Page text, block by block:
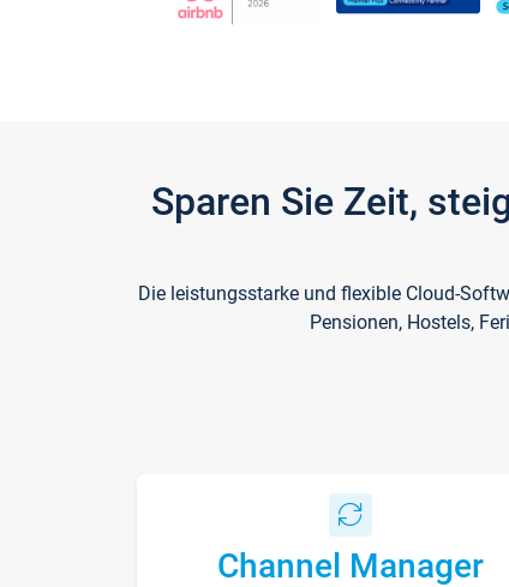
Sparen Sie Zeit,
Die leistungsstarke und flexible Cloud-
Pensionen, Hostels,
Channel Manager